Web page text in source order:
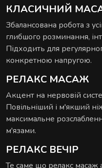
КЛАСИЧНИЙ
Збалансована робота з
глибшого розминання,
Підходить для
конкретною напругою.
РЕЛАКС МАСАЖ
Акцент на нервовій
Повільніший і м'якший
максимальне
м'язами.
РЕЛАКС ВЕЧІР
Те саме що релакс масаж
РИТУАЛИ КОРЕКЦІЇ
Комплексні процедури
РИТУАЛИ ДЛЯ